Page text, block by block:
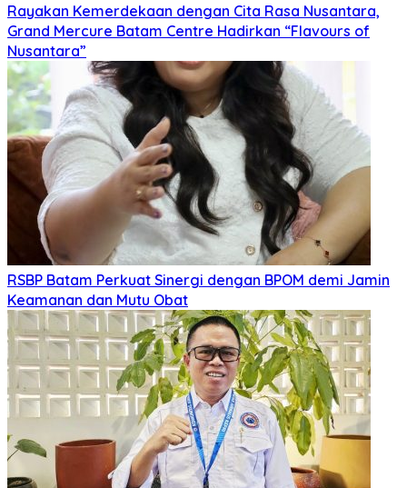
Rayakan Kemerdekaan dengan Cita Rasa Nusantara,
Grand Mercure Batam Centre Hadirkan “Flavours of
Nusantara”
RSBP Batam Perkuat Sinergi dengan BPOM demi Jamin
Keamanan dan Mutu Obat